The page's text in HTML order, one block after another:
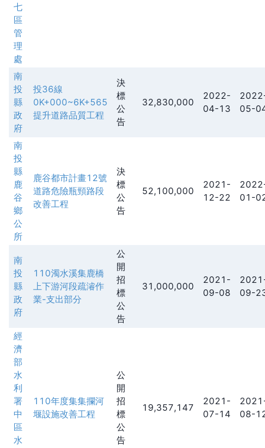
七
區
管
理
處
南
投
縣
政
府
投36線
0K+000~6K+565
提升道路品質工程
決
標
公
告
32,830,000
2022-
04-13
05-
南
投
縣
鹿
谷
鄉
公
所
鹿谷都市計畫12號
道路危險瓶頸路段
改善工程
決
標
公
告
52,100,000
2021-
12-22
01-
南
投
縣
政
府
110濁水溪集鹿橋
上下游河段疏濬作
業-支出部分
公
開
招
標
公
告
31,000,000
2021-
09-08
09-
經
濟
部
水
利
署
中
區
水
110年度集集攔河
堰設施改善工程
公
開
招
標
公
告
19,357,147
2021-
07-14
08-